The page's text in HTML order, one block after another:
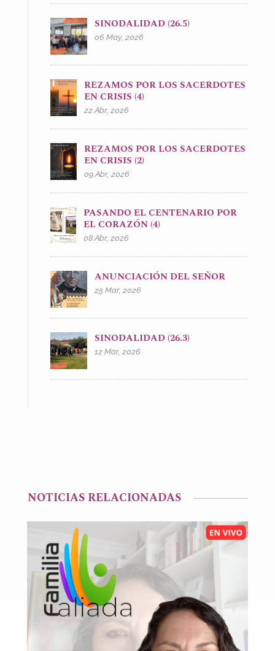
SINODALIDAD (26.5)
06 May, 2026
REZAMOS POR LOS SACERDOTES
EN CRISIS (4)
22 Abr, 2026
REZAMOS POR LOS SACERDOTES
EN CRISIS (2)
09 Abr, 2026
PASANDO EL CENTENARIO POR
EL CORAZÓN (4)
08 Abr, 2026
ANUNCIACIÓN DEL SEÑOR
25 Mar, 2026
SINODALIDAD (26.3)
12 Mar, 2026
NOTICIAS RELACIONADAS